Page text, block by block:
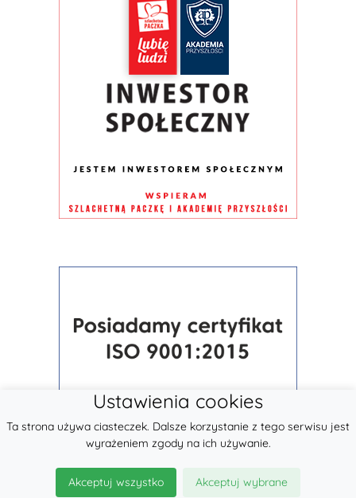
Ustawienia cookies
Ta strona używa ciasteczek. Dalsze korzystanie z tego serwisu jest
wyrażeniem zgody na ich używanie.
Akceptuj wszystko Akceptuj wybrane